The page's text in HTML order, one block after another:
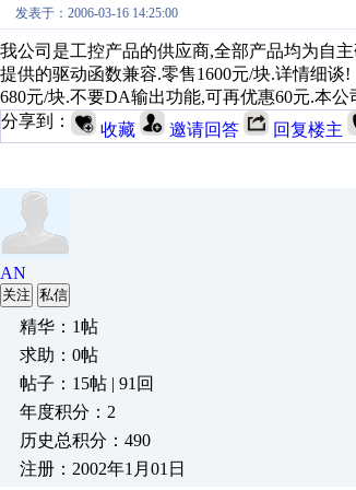
发表于：2006-03-16 14:25:00
我公司是工控产品的供应商,全部产品均为自
提供的驱动函数兼容.零售1600元/块.详情细谈
680元/块.不要DA输出功能,可再优惠60元.本公
分享到：
收藏 邀请回答 回复楼主
AN
关注 私信
精华：1帖
求助：0帖
帖子：15帖 | 91回
年度积分：2
历史总积分：490
注册：2002年1月01日